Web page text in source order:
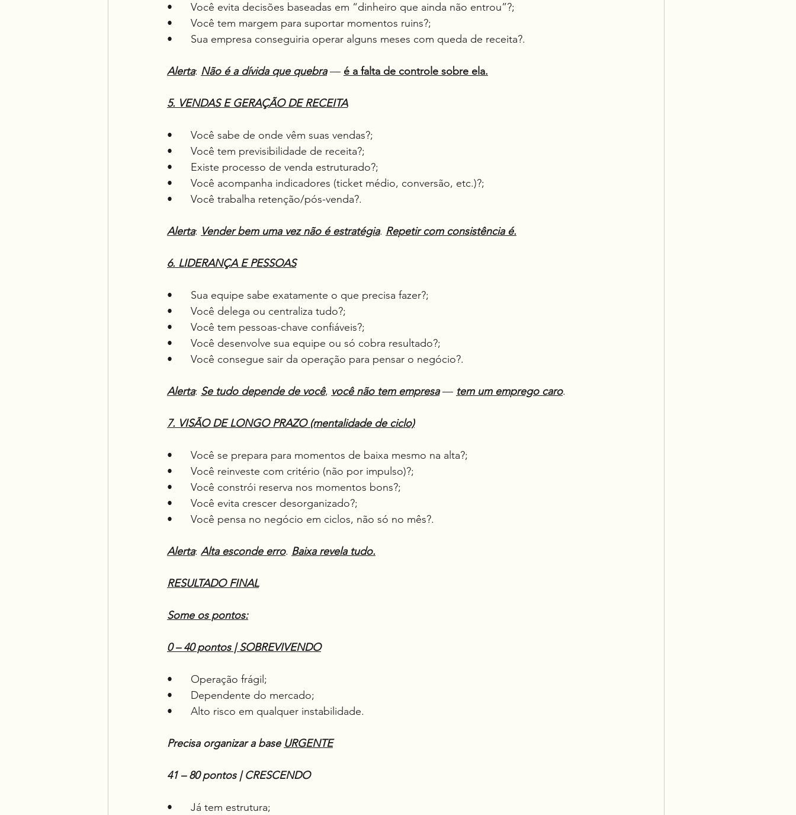
•	Você evita decisões baseadas em “dinheiro que ainda não entrou”?;
•	Você tem margem para suportar momentos ruins?;
•	Sua empresa conseguiria operar alguns meses com queda de receita?.
Alerta: Não é a dívida que quebra — é a falta de controle sobre ela.
5. VENDAS E GERAÇÃO DE RECEITA
•	Você sabe de onde vêm suas vendas?;
•	Você tem previsibilidade de receita?;
•	Existe processo de venda estruturado?;
•	Você acompanha indicadores (ticket médio, conversão, etc.)?;
•	Você trabalha retenção/pós-venda?.
Alerta: Vender bem uma vez não é estratégia. Repetir com consistência é.
6. LIDERANÇA E PESSOAS
•	Sua equipe sabe exatamente o que precisa fazer?;
•	Você delega ou centraliza tudo?;
•	Você tem pessoas-chave confiáveis?;
•	Você desenvolve sua equipe ou só cobra resultado?;
•	Você consegue sair da operação para pensar o negócio?.
Alerta: Se tudo depende de você, você não tem empresa — tem um emprego caro.
7. VISÃO DE LONGO PRAZO (mentalidade de ciclo)
•	Você se prepara para momentos de baixa mesmo na alta?;
•	Você reinveste com critério (não por impulso)?;
•	Você constrói reserva nos momentos bons?;
•	Você evita crescer desorganizado?;
•	Você pensa no negócio em ciclos, não só no mês?.
Alerta: Alta esconde erro. Baixa revela tudo.
RESULTADO FINAL
Some os pontos:
0 – 40 pontos | SOBREVIVENDO
•	Operação frágil;
•	Dependente do mercado;
•	Alto risco em qualquer instabilidade.
Precisa organizar a base URGENTE
41 – 80 pontos | CRESCENDO
•	Já tem estrutura;